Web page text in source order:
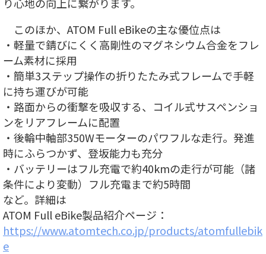
このほか、ATOM Full eBikeの主な優位点は
・軽量で錆びにくく高剛性のマグネシウム合金をフレ
ーム素材に採用
・簡単3ステップ操作の折りたたみ式フレームで手軽
に持ち運びが可能
・路面からの衝撃を吸収する、コイル式サスペンショ
ンをリアフレームに配置
・後輪中軸部350Wモーターのパワフルな走行。発進
時にふらつかず、登坂能力も充分
・バッテリーはフル充電で約40kmの走行が可能（諸
条件により変動）フル充電まで約5時間
など。詳細は
ATOM Full eBike製品紹介ページ：
https://www.atomtech.co.jp/products/atomfullebik
e